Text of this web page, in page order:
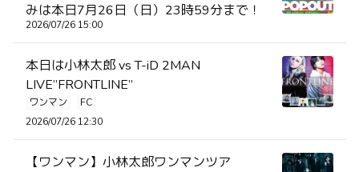
みは本日7月26日（日）23時59分まで！
2026/07/26 15:00
本日は小林太郎 vs T-iD 2MAN
LIVE”FRONTLINE”
ワンマン
FC
2026/07/26 12:30
【ワンマン】小林太郎ワンマンツア